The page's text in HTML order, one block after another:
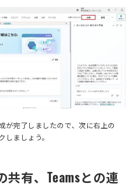
が完了しましたので、次に右上の
しましょう。
共有、Teamsとの連